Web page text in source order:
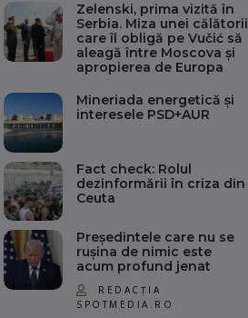
Zelenski, prima vizită în
Serbia. Miza unei călătorii
care îl obligă pe Vučić să
aleagă între Moscova și
apropierea de Europa
Mineriada energetică și
interesele PSD+AUR
Fact check: Rolul
dezinformării în criza din
Ceuta
Președintele care nu se
rușina de nimic este
acum profund jenat
REDACȚIA
SPOTMEDIA.RO